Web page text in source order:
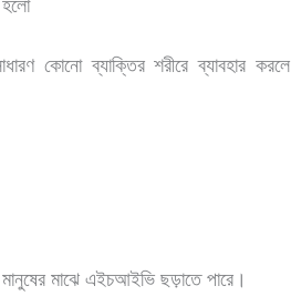
কোনো ব্যাক্তির শরীরে ব্যাবহার করলে
মাঝে এইচআইভি ছড়াতে পারে।